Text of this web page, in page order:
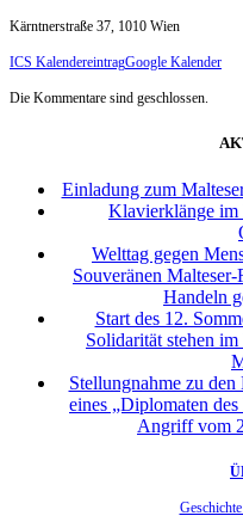
Kärntnerstraße 37, 1010 Wien
ICS KalendereintragGoogle Kalender
Die Kommentare sind geschlossen.
Einladung zum
Klavierklänge
Welttag gegen
Souveränen
Handeln
Start des 12.
Solidarität stehen
Stellungnahme zu
eines „Diplomaten
Angriff vom